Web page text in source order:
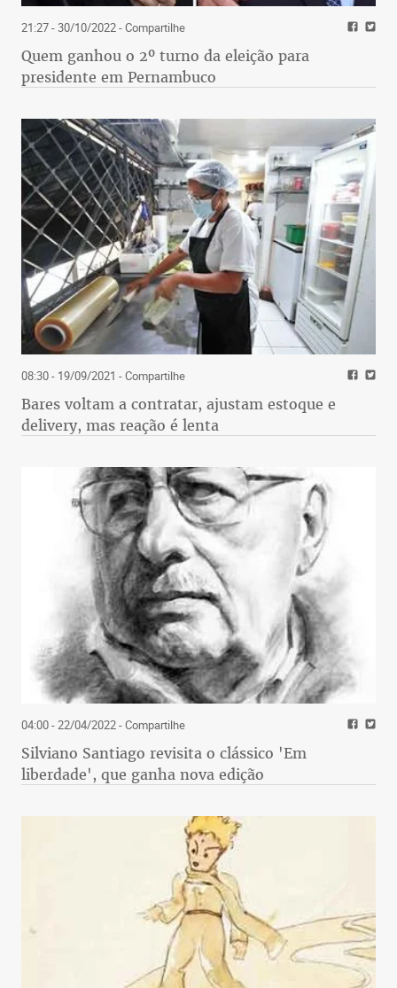
21:27 - 30/10/2022- Compartilhe
Quem ganhou o 2º turno da eleição para
presidente em Pernambuco
08:30 - 19/09/2021 - Compartilhe
Bares voltam a contratar, ajustam estoque e
delivery, mas reação é lenta
04:00 - 22/04/2022- Compartilhe
Silviano Santiago revisita o clássico 'Em
liberdade', que ganha nova edição